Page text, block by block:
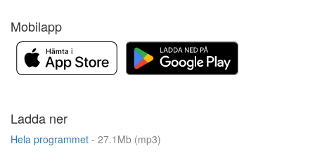
Mobilapp
Ladda ner
Hela programmet - 27.1Mb (mp3)